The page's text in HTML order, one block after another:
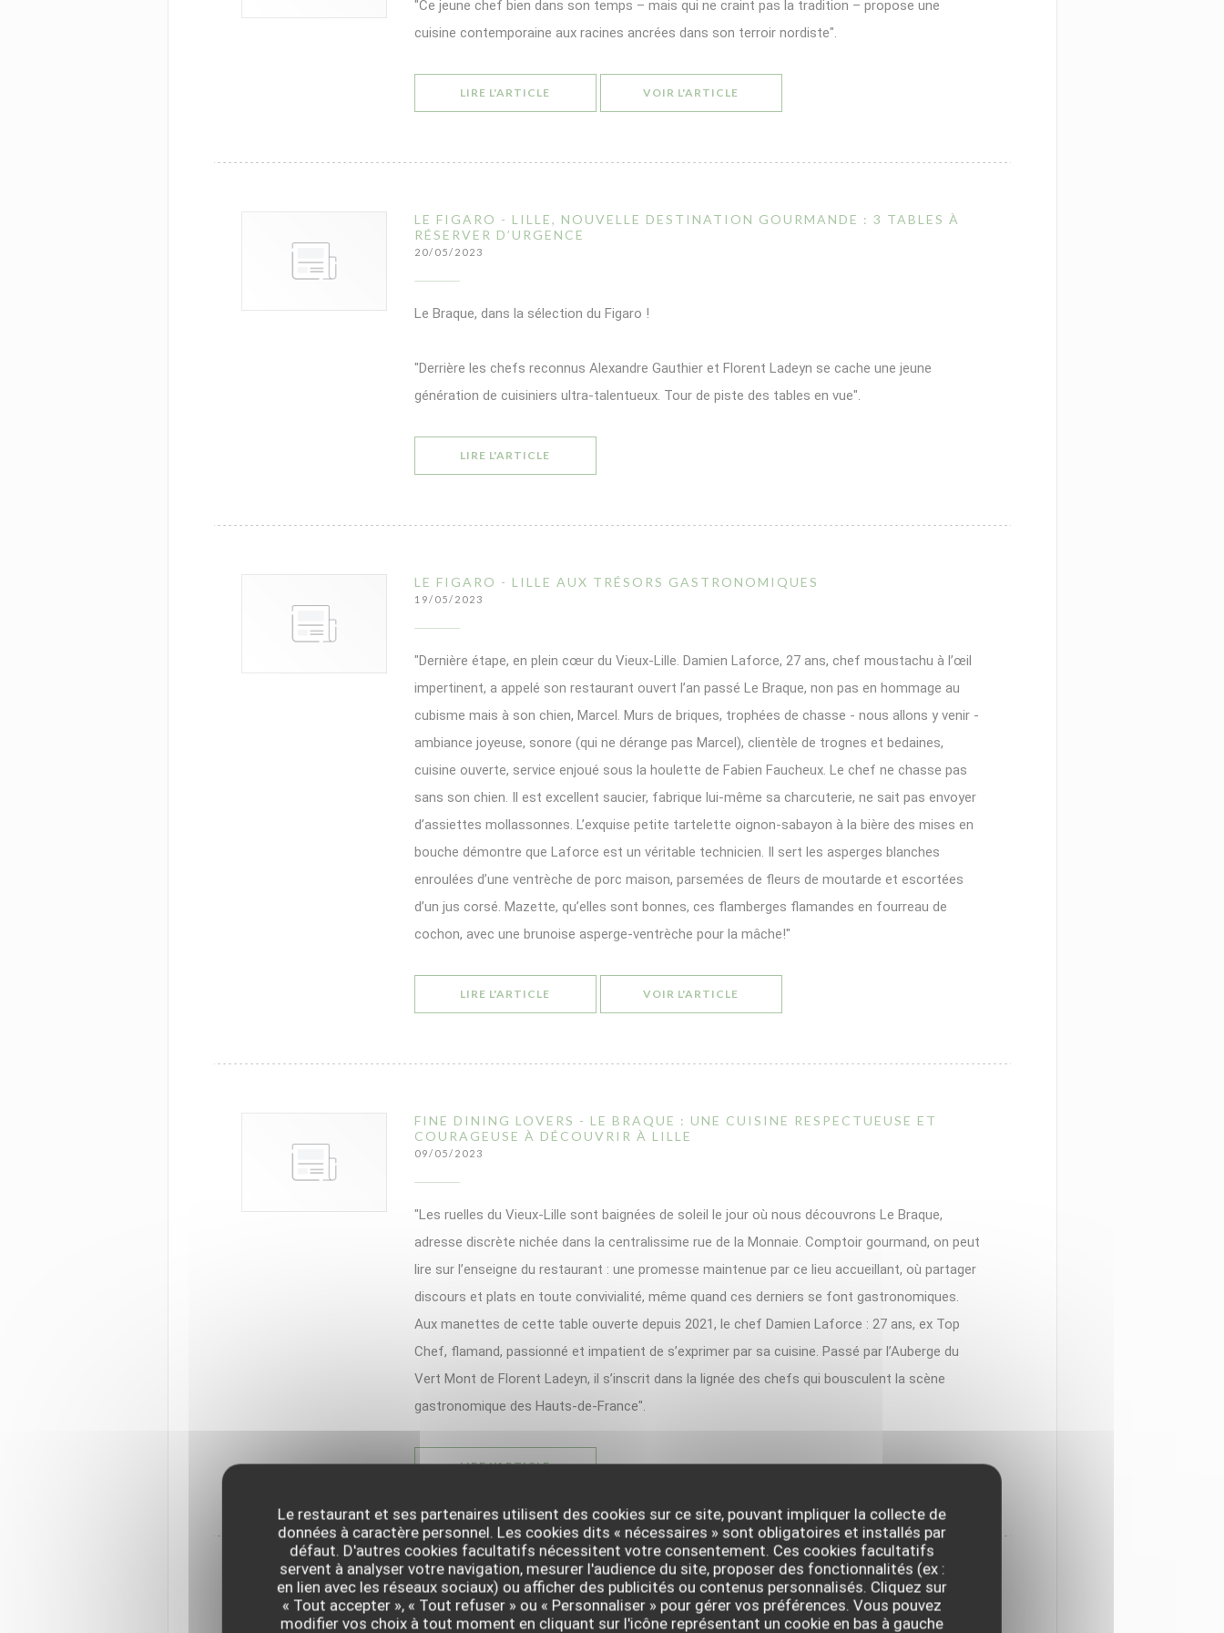
Le restaurant et ses partenaires utilisent des cookies sur ce site, pouvant impliquer la collecte de
données à caractère personnel. Les cookies dits « nécessaires » sont obligatoires et installés par
défaut. D'autres cookies facultatifs nécessitent votre consentement. Ces cookies facultatifs
servent à analyser votre navigation, mesurer l'audience du site, proposer des fonctionnalités (ex :
en lien avec les réseaux sociaux) ou afficher des publicités ou contenus personnalisés. Cliquez sur
« Tout accepter », « Tout refuser » ou « Personnaliser » pour gérer vos préférences. Vous pouvez
modifier vos choix à tout moment en cliquant sur l'icône représentant un cookie en bas à gauche
"Ce jeune chef bien dans son temps – mais qui ne craint pas la tradition – propose une
cuisine contemporaine aux racines ancrées dans son terroir nordiste".
LIRE L'ARTICLE ((OUVRE UNE NOUVELLE FENÊTRE))
VOIR L'ARTICLE
LE FIGARO - LILLE, NOUVELLE DESTINATION GOURMANDE : 3 TABLES À
RÉSERVER D’URGENCE
20/05/2023
Le Braque, dans la sélection du Figaro !
"Derrière les chefs reconnus Alexandre Gauthier et Florent Ladeyn se cache une jeune
génération de cuisiniers ultra-talentueux. Tour de piste des tables en vue".
LIRE L'ARTICLE
LE FIGARO - LILLE AUX TRÉSORS GASTRONOMIQUES
19/05/2023
"Dernière étape, en plein cœur du Vieux-Lille. Damien Laforce, 27 ans, chef moustachu à l’œil
impertinent, a appelé son restaurant ouvert l’an passé Le Braque, non pas en hommage au
cubisme mais à son chien, Marcel. Murs de briques, trophées de chasse - nous allons y venir -
ambiance joyeuse, sonore (qui ne dérange pas Marcel), clientèle de trognes et bedaines,
cuisine ouverte, service enjoué sous la houlette de Fabien Faucheux. Le chef ne chasse pas
sans son chien. Il est excellent saucier, fabrique lui-même sa charcuterie, ne sait pas envoyer
d’assiettes mollassonnes. L’exquise petite tartelette oignon-sabayon à la bière des mises en
bouche démontre que Laforce est un véritable technicien. Il sert les asperges blanches
enroulées d’une ventrèche de porc maison, parsemées de fleurs de moutarde et escortées
d’un jus corsé. Mazette, qu’elles sont bonnes, ces flamberges flamandes en fourreau de
cochon, avec une brunoise asperge-ventrèche pour la mâche!"
LIRE L'ARTICLE ((OUVRE UNE NOUVELLE FENÊTRE))
VOIR L'ARTICLE
FINE DINING LOVERS - LE BRAQUE : UNE CUISINE RESPECTUEUSE ET
COURAGEUSE À DÉCOUVRIR À LILLE
09/05/2023
"Les ruelles du Vieux-Lille sont baignées de soleil le jour où nous découvrons Le Braque,
adresse discrète nichée dans la centralissime rue de la Monnaie. Comptoir gourmand, on peut
lire sur l’enseigne du restaurant : une promesse maintenue par ce lieu accueillant, où partager
discours et plats en toute convivialité, même quand ces derniers se font gastronomiques.
Aux manettes de cette table ouverte depuis 2021, le chef Damien Laforce : 27 ans, ex Top
Chef, flamand, passionné et impatient de s’exprimer par sa cuisine. Passé par l’Auberge du
Vert Mont de Florent Ladeyn, il s’inscrit dans la lignée des chefs qui bousculent la scène
gastronomique des Hauts-de-France".
LIRE L'ARTICLE((OUVRE UNE NOUVELLE FENÊTRE))
LE JOURNAL DU DIMANCHE - CUISINE DU NORD : UNE JEUNE GÉNÉRATION
DE CHEFS RÉVEILLE LES HAUTS-DE-FRANCE
14/04/2023